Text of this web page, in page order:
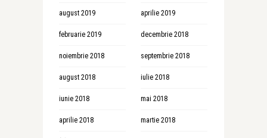
august 2019 aprilie 2019
februarie 2019 decembrie 2018
noiembrie 2018 septembrie 2018
august 2018 iulie 2018
iunie 2018 mai 2018
aprilie 2018 martie 2018